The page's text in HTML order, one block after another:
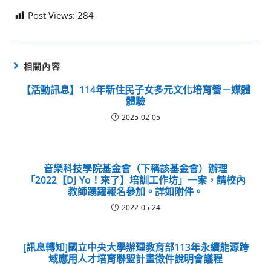
Post Views: 284
相關內容
【活動訊息】114年新住民子女多元文化培育營－媒體
體驗
2025-02-05
音樂科技學院基金會（下稱該基金會）辦理
「2022【DJ Yo！來了】培訓工作坊」一案，請校內
教師踴躍報名參加。詳如附件。
2022-05-24
[訊息轉知]國立中央大學辦理教育部113年永續能源跨
域應用人才培育聯盟計畫徵件說明會議程